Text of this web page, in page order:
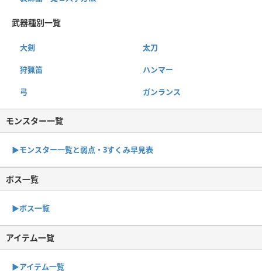
武器種別一覧
大剣 太刀
狩猟笛 ハンマー
弓 ガンランス
モンスター一覧
▶︎モンスター一覧と弱点・3すくみ早見表
ボス一覧
▶︎ボス一覧
アイテム一覧
▶アイテム一覧